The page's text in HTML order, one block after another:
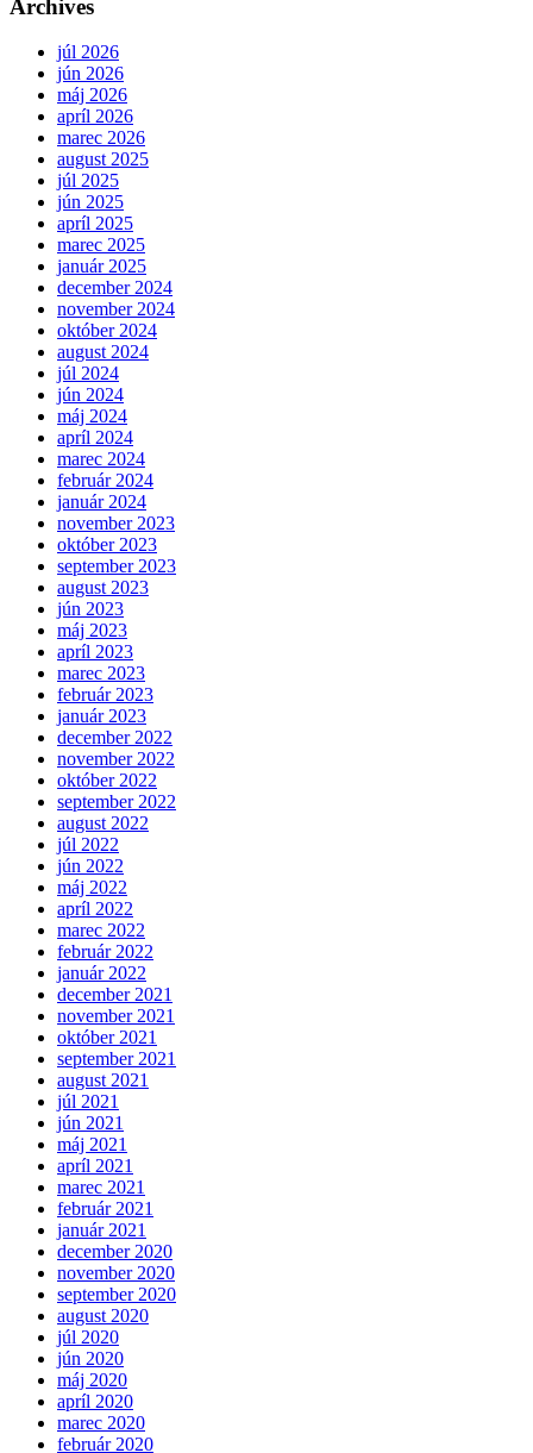
Archives
júl 2026
jún 2026
máj 2026
apríl 2026
marec 2026
august 2025
júl 2025
jún 2025
apríl 2025
marec 2025
január 2025
december 2024
november 2024
október 2024
august 2024
júl 2024
jún 2024
máj 2024
apríl 2024
marec 2024
február 2024
január 2024
november 2023
október 2023
september 2023
august 2023
jún 2023
máj 2023
apríl 2023
marec 2023
február 2023
január 2023
december 2022
november 2022
október 2022
september 2022
august 2022
júl 2022
jún 2022
máj 2022
apríl 2022
marec 2022
február 2022
január 2022
december 2021
november 2021
október 2021
september 2021
august 2021
júl 2021
jún 2021
máj 2021
apríl 2021
marec 2021
február 2021
január 2021
december 2020
november 2020
september 2020
august 2020
júl 2020
jún 2020
máj 2020
apríl 2020
marec 2020
február 2020